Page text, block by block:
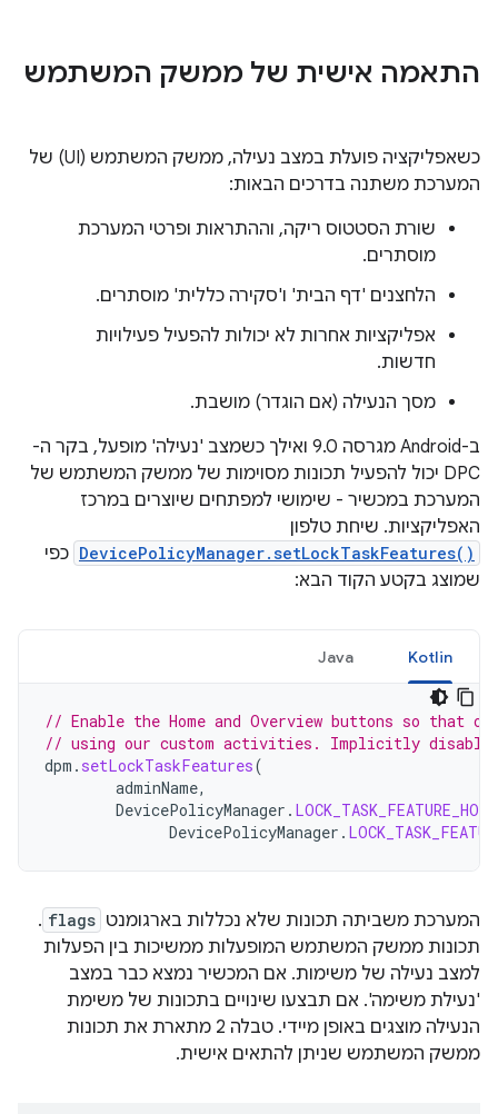
התאמה אישית של ממשק המשתמש
כשאפליקציה פועלת במצב נעילה, ממשק המשתמש (UI) של
המערכת משתנה בדרכים הבאות:
שורת הסטטוס ריקה, וההתראות ופרטי המערכת
מוסתרים.
הלחצנים 'דף הבית' ו'סקירה כללית' מוסתרים.
אפליקציות אחרות לא יכולות להפעיל פעילויות
חדשות.
מסך הנעילה (אם הוגדר) מושבת.
ב-Android מגרסה 9.0 ואילך כשמצב 'נעילה' מופעל, בקר ה-
DPC יכול להפעיל תכונות מסוימות של ממשק המשתמש של
המערכת במכשיר - שימושי למפתחים שיוצרים במרכז
האפליקציות. שיחת טלפון
DevicePolicyManager.setLockTaskFeatures() כפי
שמוצג בקטע הקוד הבא:
Kotlin
Java
// Enable the Home and Overview buttons so that
// using our custom activities. Implicitly
dpm . setLockTaskFeatures(
adminName,
DevicePolicyManager . LOCK_TASK_FEATURE_HOME
DevicePolicyManager .
המערכת משביתה תכונות שלא נכללות בארגומנט flags
.
תכונות ממשק המשתמש המופעלות ממשיכות בין הפעלות
למצב נעילה של משימות. אם המכשיר נמצא כבר במצב
'נעילת משימה'. אם תבצעו שינויים בתכונות של משימת
הנעילה מוצגים באופן מיידי. טבלה 2 מתארת את תכונות
ממשק המשתמש שניתן להתאים אישית.